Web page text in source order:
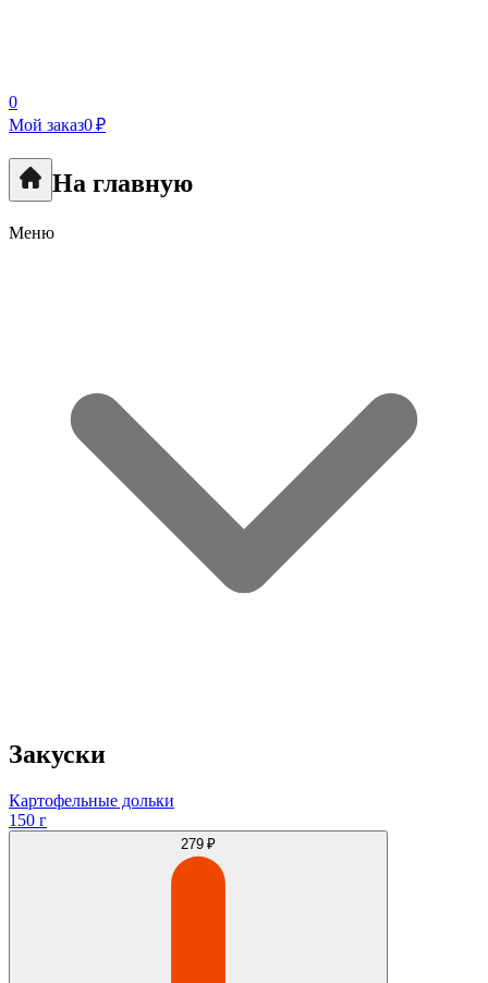
0
Мой заказ0 ₽
На главную
Меню
Закуски
Картофельные дольки
150 г
279 ₽